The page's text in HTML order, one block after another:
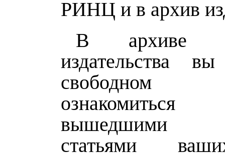
РИНЦ и в архив
В архиве
издательства
свободном
вышедшими
статьями